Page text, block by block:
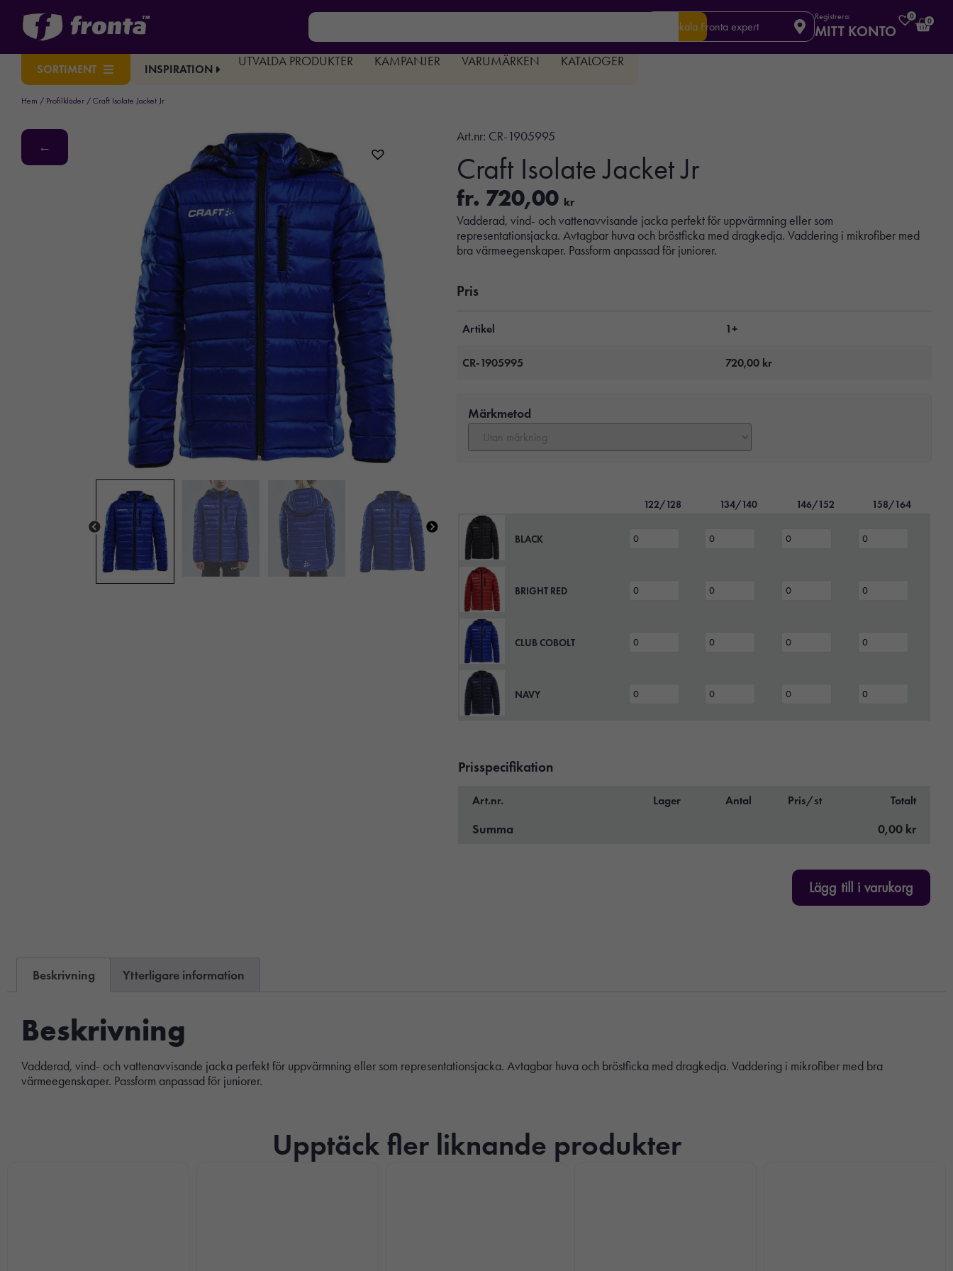
Din lokala Fronta expert
Registrera:
MITT KONTO
0
0
SORTIMENT INSPIRATION
UTVALDA PRODUKTER KAMPANJER VARUMÄRKEN KATALOGER
Hem / Profilkläder / Craft Isolate Jacket Jr
←
Art.nr: CR-1905995
Craft Isolate Jacket Jr
fr. 720,00 kr
Vadderad, vind- och vattenavvisande jacka perfekt för uppvärmning eller som
representationsjacka. Avtagbar huva och bröstficka med dragkedja. Vaddering i mikrofiber med
bra värmeegenskaper. Passform anpassad för juniorer.
Pris
Artikel 1+
CR-1905995 720,00 kr
Märkmetod
122/128 134/140 146/152 158/164
BLACK
BRIGHT RED
CLUB COBOLT
NAVY
Prisspecifikation
Art.nr. Lager Antal Pris/st Totalt
Summa 0,00 kr
Lägg till i varukorg
Beskrivning Ytterligare information
Beskrivning
Vadderad, vind- och vattenavvisande jacka perfekt för uppvärmning eller som representationsjacka. Avtagbar huva och bröstficka med dragkedja. Vaddering i mikrofiber med bra
värmeegenskaper. Passform anpassad för juniorer.
Upptäck fler liknande produkter